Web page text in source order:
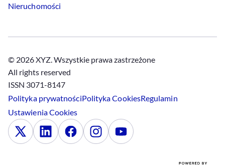
Nieruchomości
© 2026 XYZ. Wszystkie prawa zastrzeżone
All rights reserved
ISSN 3071-8147
Polityka prywatnościPolitykaCookiesRegulamin
UstawieniaCookies
x LinkedinFacebookInstagramYoutube